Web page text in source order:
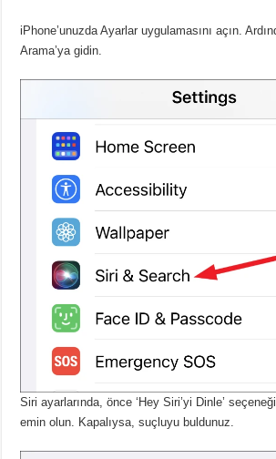
iPhone’unuzda Ayarlar uygulamasını açın.
Arama’ya gidin.
Siri ayarlarında, önce ‘Hey Siri’yi Dinle’
emin olun. Kapalıysa, suçluyu buldunuz.